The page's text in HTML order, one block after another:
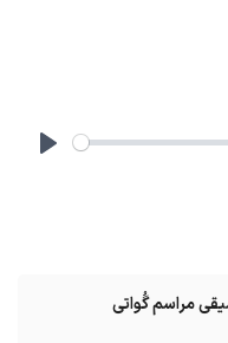
مراسم گُواتی